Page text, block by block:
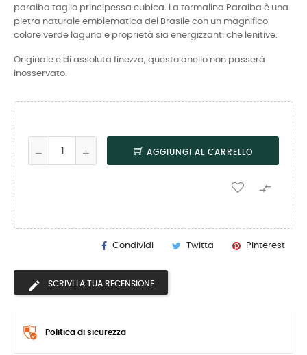
paraiba taglio principessa cubica. La tormalina Paraiba è una
pietra naturale emblematica del Brasile con un magnifico
colore verde laguna e proprietà sia energizzanti che lenitive.
Originale e di assoluta finezza, questo anello non passerà
inosservato.
AGGIUNGI AL CARRELLO

Condividi Twitta Pinterest
SCRIVI LA TUA RECENSIONE
Politica di sicurezza